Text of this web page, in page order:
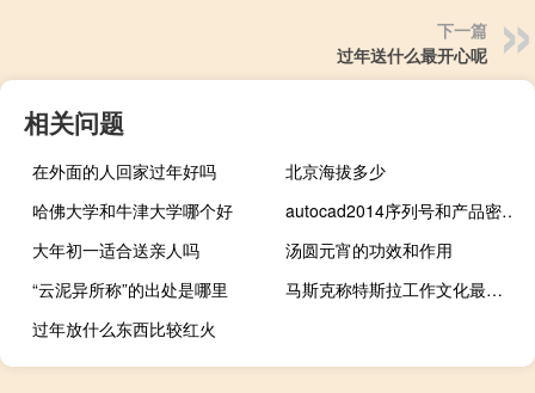
下一篇
过年送什么最开心呢
相关问题
在外面的人回家过年好吗
北京海拔多少
哈佛大学和牛津大学哪个好
autocad2014序列号和产品密钥和激活码（autocad2014序列号和产品密钥）
大年初一适合送亲人吗
汤圆元宵的功效和作用
“云泥异所称”的出处是哪里
马斯克称特斯拉工作文化最硬核：永远保持战斗状态
过年放什么东西比较红火